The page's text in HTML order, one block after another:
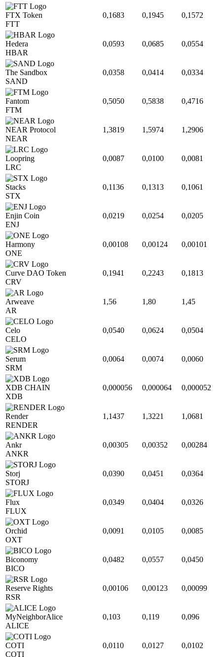
FTX Token
FTT
0,1683 0,1945 0,1572
Hedera
HBAR
0,0593 0,0685 0,0554
The Sandbox
SAND
0,0358 0,0414 0,0334
Fantom
FTM
0,5050 0,5838 0,4716
NEAR Protocol
NEAR
1,3819 1,5974 1,2906
Loopring
LRC
0,0087 0,0100 0,0081
Stacks
STX
0,1136 0,1313 0,1061
Enjin Coin
ENJ
0,0219 0,0254 0,0205
Harmony
ONE
0,00108 0,00124 0,00101
Curve DAO Token
CRV
0,1941 0,2243 0,1813
Arweave
AR
1,56 1,80 1,45
Celo
CELO
0,0540 0,0624 0,0504
Serum
SRM
0,0064 0,0074 0,0060
XDB CHAIN
XDB
0,000056 0,000064 0,000052
Render
RENDER
1,1437 1,3221 1,0681
Ankr
ANKR
0,00305 0,00352 0,00284
Storj
STORJ
0,0390 0,0451 0,0364
Flux
FLUX
0,0349 0,0404 0,0326
Orchid
OXT
0,0091 0,0105 0,0085
Biconomy
BICO
0,0482 0,0557 0,0450
Reserve Rights
RSR
0,00106 0,00123 0,00099
MyNeighborAlice
ALICE
0,103 0,119 0,096
COTI
COTI
0,0110 0,0127 0,0102